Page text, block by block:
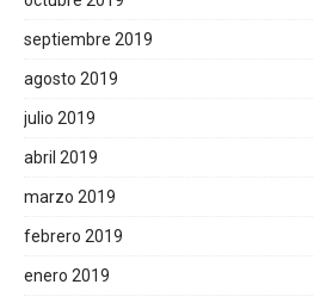
septiembre 2019
agosto 2019
julio 2019
abril 2019
marzo 2019
febrero 2019
enero 2019